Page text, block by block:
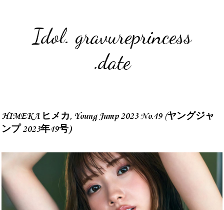
Idol. gravureprincess
.date
HIMEKA ヒメカ, Young Jump 2023 No.49 (ヤングジャ
ンプ 2023年49号)